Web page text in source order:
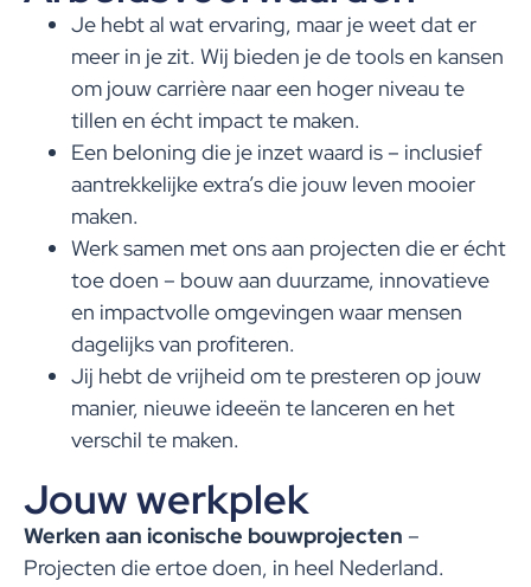
Je hebt al wat ervaring, maar je weet dat er
meer in je zit. Wij bieden je de tools en kansen
om jouw carrière naar een hoger niveau te
tillen en écht impact te maken.
Een beloning die je inzet waard is – inclusief
aantrekkelijke extra’s die jouw leven mooier
maken.
Werk samen met ons aan projecten die er écht
toe doen – bouw aan duurzame, innovatieve
en impactvolle omgevingen waar mensen
dagelijks van profiteren.
Jij hebt de vrijheid om te presteren op jouw
manier, nieuwe ideeën te lanceren en het
verschil te maken.
Jouw werkplek
Werken aan iconische bouwprojecten –
Projecten die ertoe doen, in heel Nederland.